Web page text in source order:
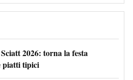
2026: torna la festa
piatti tipici